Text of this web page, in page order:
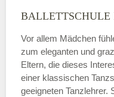
Freitag
Vor allem Mädchen
zum eleganten und
Eltern, die dieses
einer klassischen
geeigneten Tanzlehrer.